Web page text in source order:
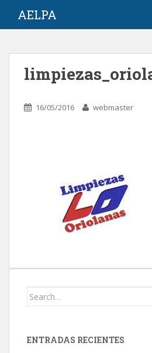
i
AELPA
16/05/2016 webmaster
Search
ENTRADAS RECIENTES